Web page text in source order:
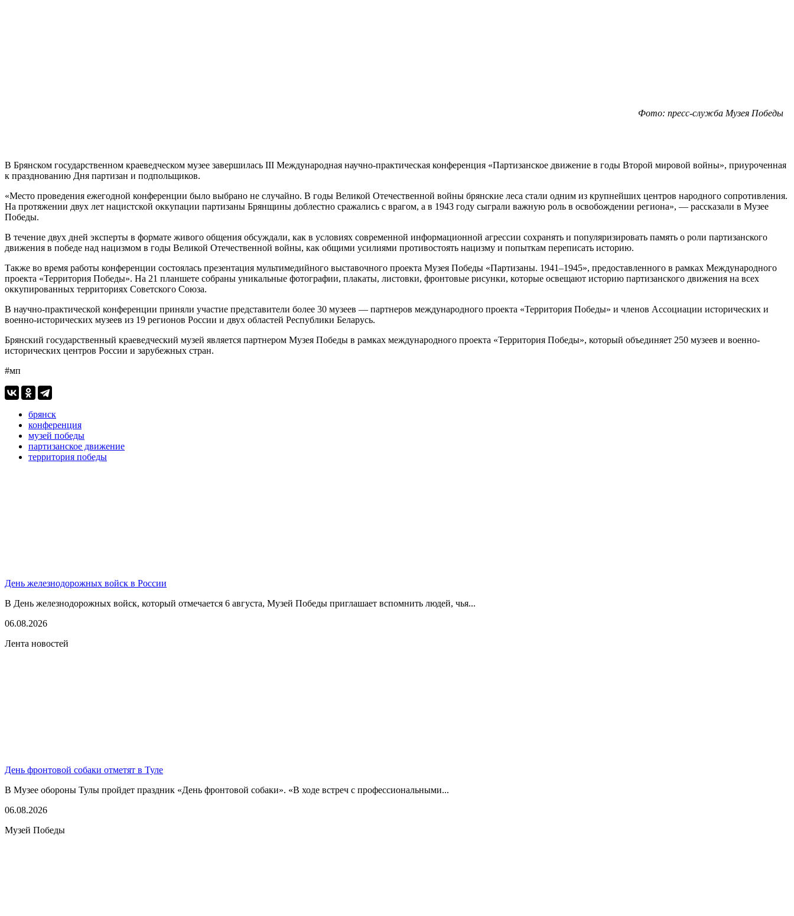
Фото: пресс-служба Музея Победы
В Брянском государственном краеведческом музее завершилась III Международная научно-практическая конференция «Партизанское движение в годы Второй мировой войны», приуроченная
к празднованию Дня партизан и подпольщиков.
«Место проведения ежегодной конференции было выбрано не случайно. В годы Великой Отечественной войны брянские леса стали одним из крупнейших центров народного сопротивления.
На протяжении двух лет нацистской оккупации партизаны Брянщины доблестно сражались с врагом, а в 1943 году сыграли важную роль в освобождении региона», — рассказали в Музее
Победы.
В течение двух дней эксперты в формате живого общения обсуждали, как в условиях современной информационной агрессии сохранять и популяризировать память о роли партизанского
движения в победе над нацизмом в годы Великой Отечественной войны, как общими усилиями противостоять нацизму и попыткам переписать историю.
Также во время работы конференции состоялась презентация мультимедийного выставочного проекта Музея Победы «Партизаны. 1941–1945», предоставленного в рамках Международного
проекта «Территория Победы». На 21 планшете собраны уникальные фотографии, плакаты, листовки, фронтовые рисунки, которые освещают историю партизанского движения на всех
оккупированных территориях Советского Союза.
В научно-практической конференции приняли участие представители более 30 музеев — партнеров международного проекта «Территория Победы» и членов Ассоциации исторических и
военно-исторических музеев из 19 регионов России и двух областей Республики Беларусь.
Брянский государственный краеведческий музей является партнером Музея Победы в рамках международного проекта «Территория Победы», который объединяет 250 музеев и военно-
исторических центров России и зарубежных стран.
#мп
брянск
конференция
музей победы
партизанское движение
территория победы
День железнодорожных войск в России
В День железнодорожных войск, который отмечается 6 августа, Музей Победы приглашает вспомнить людей, чья...
06.08.2026
Лента новостей
День фронтовой собаки отметят в Туле
В Музее обороны Тулы пройдет праздник «День фронтовой собаки». «В ходе встреч с профессиональными...
06.08.2026
Музей Победы